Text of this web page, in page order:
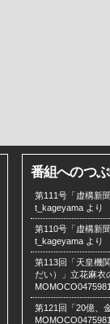
番組へのつ
第111号「虚構新
t_kageyama より
第110号「虚構新
t_kageyama より
第113回「天皇機
だい）」立花麻衣
第121回「20億、